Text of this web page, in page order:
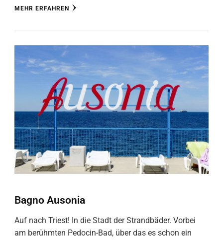
MEHR ERFAHREN
Bagno Ausonia
Auf nach Triest! In die Stadt der Strandbäder. Vorbei
am berühmten Pedocin-Bad, über das es schon ein